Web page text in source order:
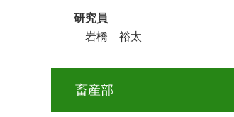
研究員
岩橋 裕太
畜産部